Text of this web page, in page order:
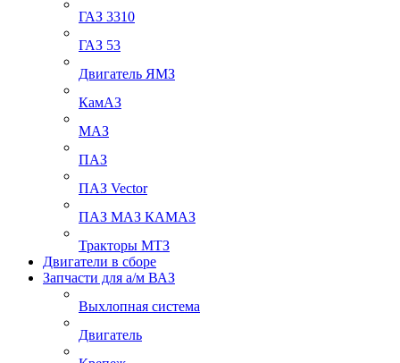
ГАЗ 3310
ГАЗ 53
Двигатель ЯМЗ
КамАЗ
МАЗ
ПАЗ
ПАЗ Vector
ПАЗ МАЗ КАМАЗ
Тракторы МТЗ
Двигатели в сборе
Запчасти для а/м ВАЗ
Выхлопная система
Двигатель